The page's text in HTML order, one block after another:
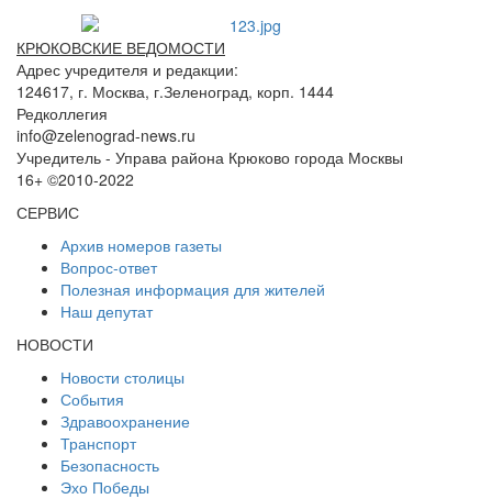
КРЮКОВСКИЕ ВЕДОМОСТИ
Адрес учредителя и редакции:
124617, г. Москва, г.Зеленоград, корп. 1444
Редколлегия
info@zelenograd-news.ru
Учредитель - Управа района Крюково города Москвы
16+ ©2010-2022
СЕРВИС
Архив номеров газеты
Вопрос-ответ
Полезная информация для жителей
Наш депутат
НОВОСТИ
Новости столицы
События
Здравоохранение
Транспорт
Безопасность
Эхо Победы